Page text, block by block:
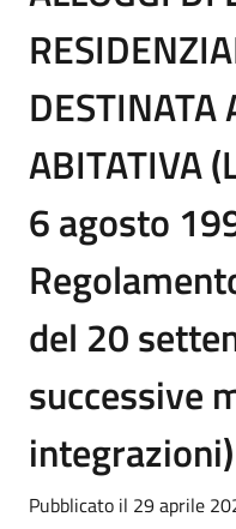
DESTINATA
ABITATIVA
6 agosto
del 20
successive
integrazioni)
Pubblicato il 29 aprile